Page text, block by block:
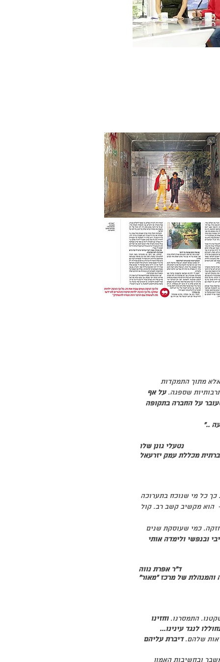
מתוך התמקדות
שספגה.על אף
על החברה בתקופה
..״
נטעלי גונן שלו
מכללת עמק יזרעאל
. כך כל מי שנוכח בתערוכה
- הוא מקשיב קשב רב. קול
כמי שעוסקת שנים
ובנפשי ולימדה אותי
ד"ר אפרת נווה
של מרכז "מאור"
התמסרנו.וחזינו
לנגד עינינו...
שלהם.דיברת עליהם